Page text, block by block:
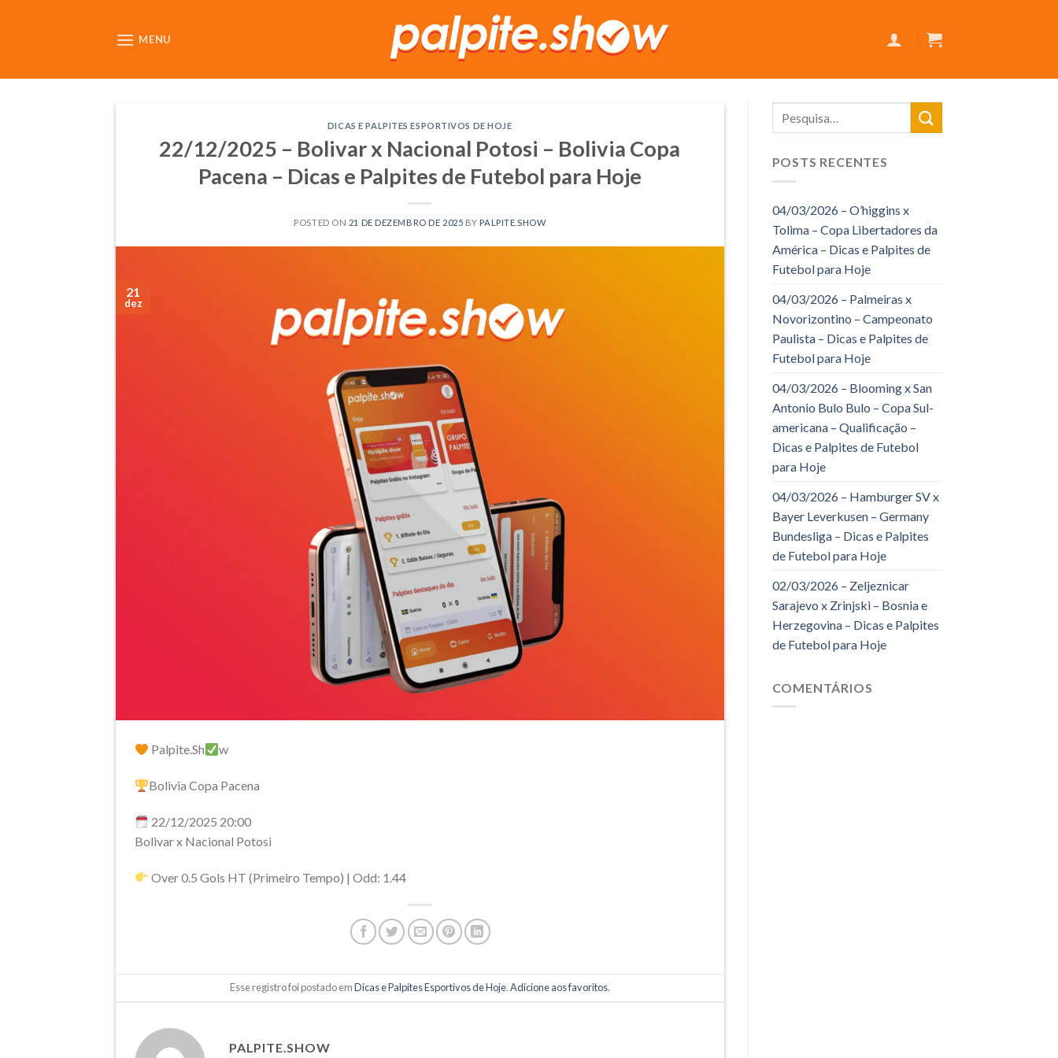
MENU
DICAS E PALPITES ESPORTIVOS DE HOJE
22/12/2025 – Bolivar x Nacional Potosi – Bolivia Copa
Pacena – Dicas e Palpites de Futebol para Hoje
POSTED ON 21 DE DEZEMBRO DE 2025 BY PALPITE.SHOW
21
dez
Palpite.Sh w
Bolivia Copa Pacena
22/12/2025 20:00
Bolivar x Nacional Potosi
Over 0.5 Gols HT (Primeiro Tempo) | Odd: 1.44
Esse registro foi postado emDicas e Palpites Esportivos de Hoje.Adicione aos favoritos.
PALPITE.SHOW
POSTS RECENTES
04/03/2026 – O’higgins x
Tolima – Copa Libertadores da
América – Dicas e Palpites de
Futebol para Hoje
04/03/2026 – Palmeiras x
Novorizontino – Campeonato
Paulista – Dicas e Palpites de
Futebol para Hoje
04/03/2026 – Blooming x San
Antonio Bulo Bulo – Copa Sul-
americana – Qualificação –
Dicas e Palpites de Futebol
para Hoje
04/03/2026 – Hamburger SV x
Bayer Leverkusen – Germany
Bundesliga – Dicas e Palpites
de Futebol para Hoje
02/03/2026 – Zeljeznicar
Sarajevo x Zrinjski – Bosnia e
Herzegovina – Dicas e Palpites
de Futebol para Hoje
COMENTÁRIOS